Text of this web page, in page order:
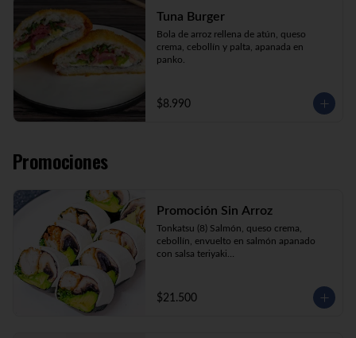
Tuna Burger
Bola de arroz rellena de atún, queso
crema, cebollín y palta, apanada en
panko.
$8.990
Promociones
Promoción Sin Arroz
Tonkatsu (8) Salmón, queso crema,
cebollín, envuelto en salmón apanado
con salsa teriyaki
Sake Ebi (8) Camarón, salmón, queso
crema y cebollín envuelto en palta.
$21.500